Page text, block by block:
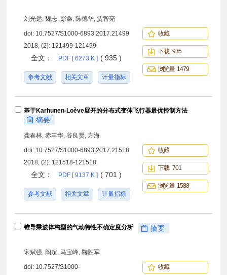
刘光远, 魏志, 彭鑫, 陈德华, 贾智亮
doi: 10.7527/S1000-6893.2017.21499
2018, (2): 121499-121499.
全文： PDF [ 6273 K ] ( 935 )
参考文献 相关文章 计量指标
收藏
下载 935
浏览量 1479
基于Karhunen-Loève展开的分布式变体飞行器最优控制方法
摘要
龚春林, 赤丰华, 谷良贤, 方海
doi: 10.7527/S1000-6893.2017.21518
2018, (2): 121518-121518.
全文： PDF [ 9137 K ] ( 701 )
参考文献 相关文章 计量指标
收藏
下载 701
浏览量 1588
锥导乘波体构型的气动特性不确定度分析 摘要
宋赋强, 阎超, 马宝峰, 鞠胜军
doi: 10.7527/S1000-
收藏